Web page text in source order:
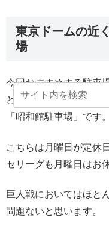
東京ドームの近
場
今回おすすめする駐車
どのサイトでも現在紹
「昭和館駐車場」です。
こちらは月曜日が定休
セリーグも月曜日はお
巨人戦においてはほと
問題ないと思います。